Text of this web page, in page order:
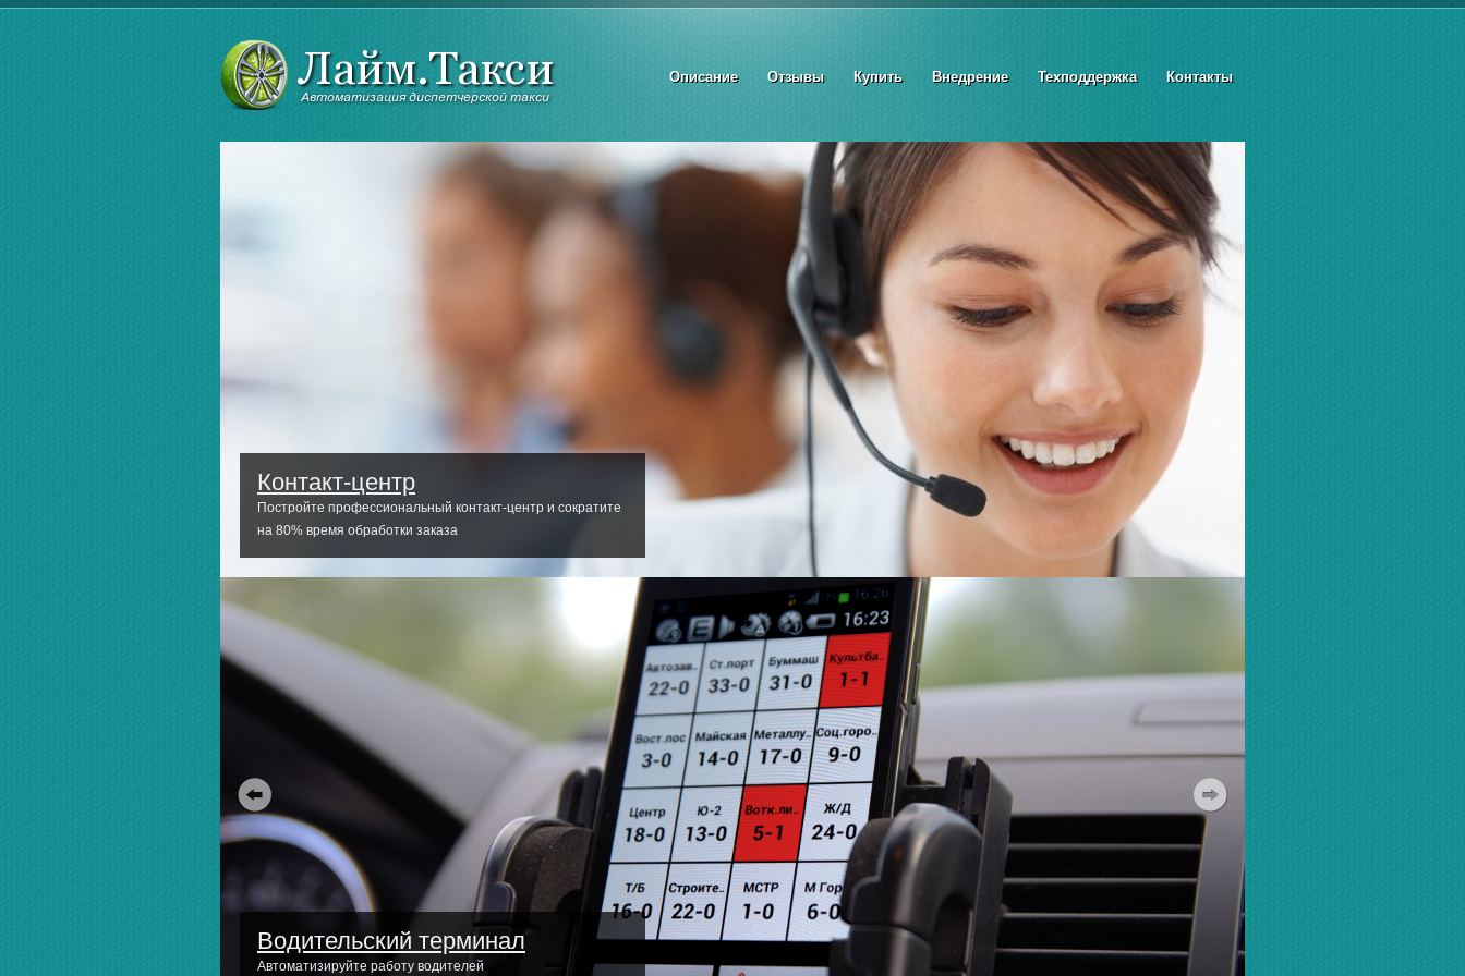
Описание Отзывы Купить Внедрение Техподдержка Контакты
Контакт-центр
Постройте профессиональный контакт-центр и сократите
на 80% время обработки заказа
Водительский терминал
Автоматизируйте работу водителей